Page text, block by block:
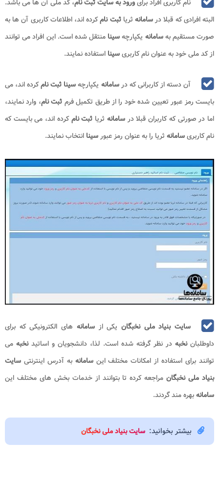
نام کاربری افراد برایورود به سایت ثبت نام، کد ملی آن ها می باشد.
البته افرادی که قبلا درسامانه ثریاثبت نامکرده اند، اطلاعات کاربری آن ها به
صورت مستقیم بهسامانه یکپارچهسینا منتقل شده است. این افراد می توانند
از کد ملی خود به عنوان نام کاربریسینا استفاده نمایند.
آن دسته از کاربرانی که درسامانه یکپارچهسینا ثبت نامکرده اند، می
بایست رمز عبور تعیین شده خود را از طریق تکمیل فرم ثبت نام، وارد نمایند،
اما در صورتی که کاربران قبلا درسامانه ثریا ثبت نامکرده اند، می بایست که
نام کاربریسامانه ثریا را به عنوان رمز عبورسینا انتخاب نمایند.
سایت بنیاد ملی نخبگان یکی ازسامانه های الکترونیکی که برای
داوطلباننخبهدر نظر گرفته شده است. لذا، دانشجویان و اساتیدنخبه می
توانند برای استفاده از امکانات مختلف اینسامانهبه آدرس اینترنتی سایت
بنیاد ملی نخبگان مراجعه کرده تا بتوانند از خدمات بخش های مختلف این
سامانهبهره مند گردند.
بیشتر بخوانید: سایت بنیاد ملی نخبگان